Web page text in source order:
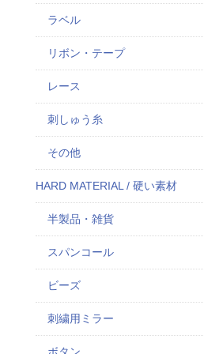
ラベル
リボン・テープ
レース
刺しゅう糸
その他
HARD MATERIAL / 硬い素材
半製品・雑貨
スパンコール
ビーズ
刺繍用ミラー
ボタン